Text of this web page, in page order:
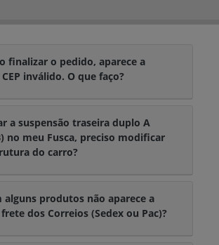
finalizar o pedido, aparece a
inválido. O que faço?
a suspensão traseira duplo A
no meu Fusca, preciso modificar
do carro?
alguns produtos não aparece a
dos Correios (Sedex ou Pac)?